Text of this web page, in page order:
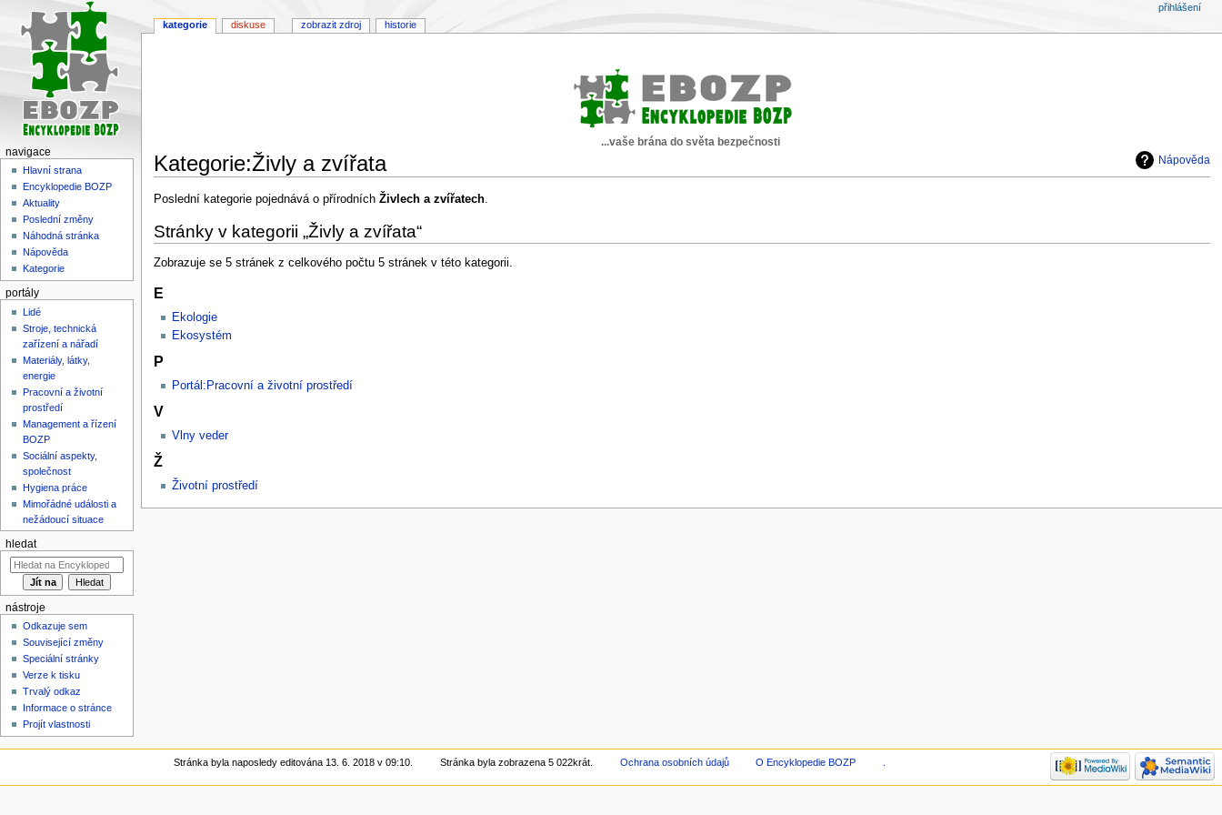
...vaše brána do světa bezpečnosti
Nápověda
Kategorie:Živly a zvířata
Skočit
navigaci
Skočit
vyhledávání
Poslední kategorie pojednává o přírodních Živlech a zvířatech.
Stránky v kategorii „Živly a zvířata“
Zobrazuje se 5 stránek z celkového počtu 5 stránek v této kategorii.
E
Ekologie
Ekosystém
P
Portál:Pracovní a životní prostředí
V
Vlny veder
Ž
Životní prostředí
kategorie diskuse zobrazit zdroj historie
přihlášení
navigace
Hlavní strana
Encyklopedie BOZP
Aktuality
Poslední změny
Náhodná stránka
Nápověda
Kategorie
portály
Lidé
Stroje, technická
zařízení a nářadí
Materiály, látky,
energie
Pracovní a životní
prostředí
Management a řízení
BOZP
Sociální aspekty,
společnost
Hygiena práce
Mimořádné události a
nežádoucí situace
hledat
nástroje
Odkazuje sem
Související změny
Speciální stránky
Verze k tisku
Trvalý odkaz
Informace o stránce
Projít vlastnosti
Stránka byla naposledy editována 13. 6. 2018 v 09:10. Stránka byla zobrazena 5 022krát. Ochrana osobních údajů O Encyklopedie BOZP